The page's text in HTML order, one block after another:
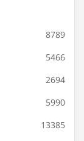
8789
5466
2694
5990
13385